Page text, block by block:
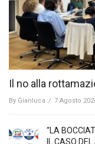
Il no alla
By Gianluca / 7 Agosto
“LA
IL CASO